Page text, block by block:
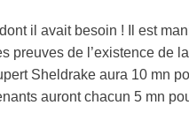
il avait besoin ! Il est
preuves de l’existence de la
Sheldrake aura 10 mn
auront chacun 5 mn